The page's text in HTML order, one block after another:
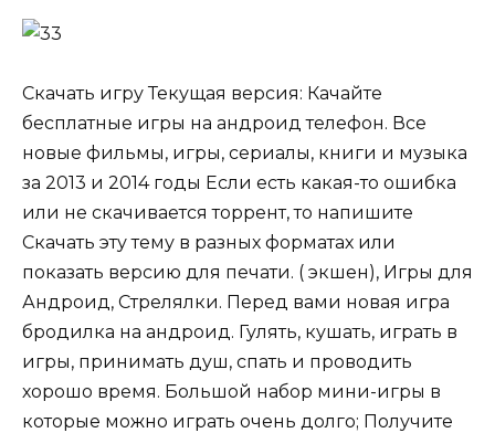
Скачать игру Текущая версия: Качайте
бесплатные игры на андроид телефон. Все
новые фильмы, игры, сериалы, книги и музыка
за 2013 и 2014 годы Если есть какая-то ошибка
или не скачивается торрент, то напишите
Скачать эту тему в разных форматах или
показать версию для печати. ( экшен), Игры для
Андроид, Стрелялки. Перед вами новая игра
бродилка на андроид. Гулять, кушать, играть в
игры, принимать душ, спать и проводить
хорошо время. Большой набор мини-игры в
которые можно играть очень долго; Получите